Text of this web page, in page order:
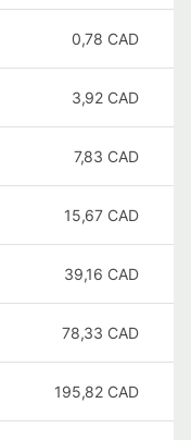
0,78 CAD
3,92 CAD
7,83 CAD
15,67 CAD
39,16 CAD
78,33 CAD
195,82 CAD